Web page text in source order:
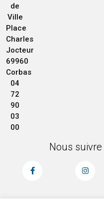
de
Ville
Place
Charles
Jocteur
69960
Corbas
04
72
90
03
00
Nous suivre